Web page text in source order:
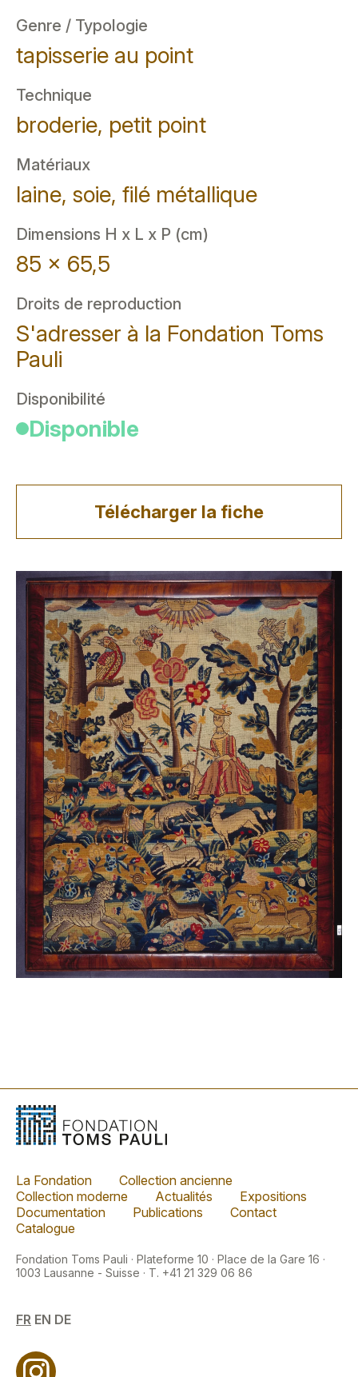
Genre / Typologie
tapisserie au point
Technique
broderie, petit point
Matériaux
laine, soie, filé métallique
Dimensions H x L x P (cm)
85 x 65,5
Droits de reproduction
S'adresser à la Fondation Toms
Pauli
Disponibilité
Disponible
Télécharger la fiche
La Fondation
Collection ancienne
Collection moderne
Actualités
Expositions
Documentation
Publications
Contact
Catalogue
Fondation Toms Pauli · Plateforme 10 · Place de la Gare 16 ·
1003 Lausanne - Suisse · T. +41 21 329 06 86
FR EN DE